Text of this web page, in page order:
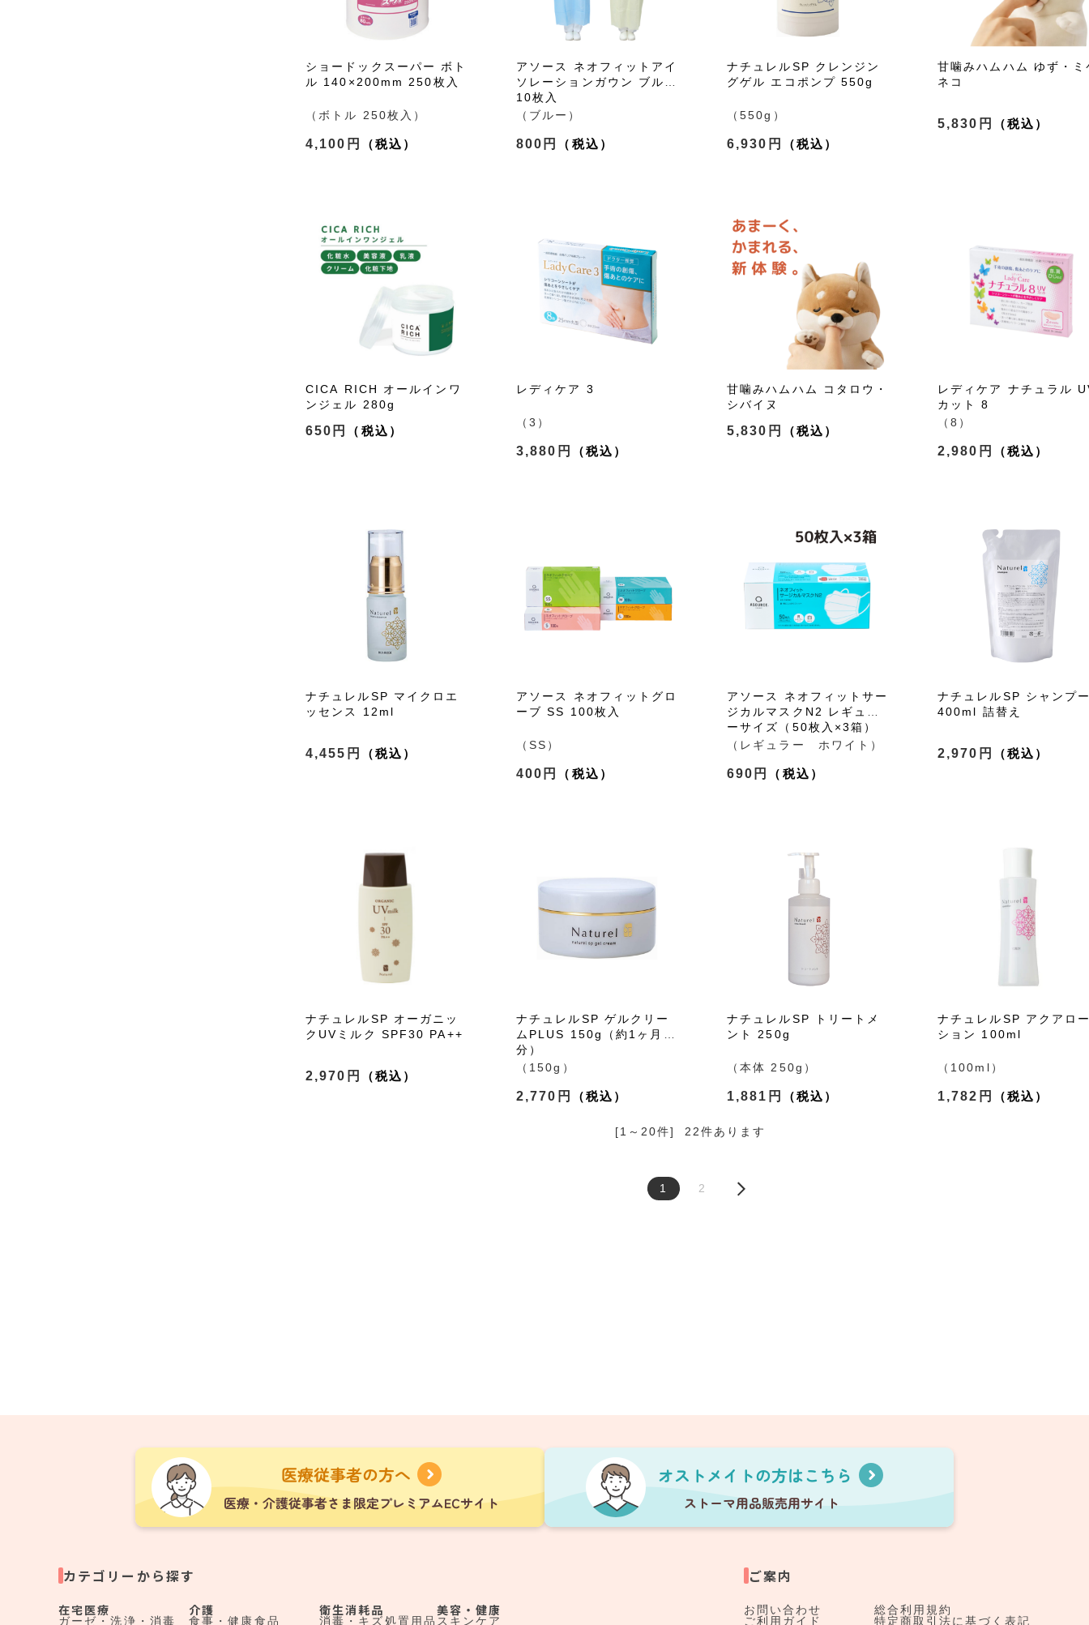
ショードックスーパー ボト
ル 140×200mm 250枚入
（ボトル 250枚入）
4,100円
アソース ネオフィットアイ
ソレーションガウン ブルー
10枚入
（ブルー）
800円
ナチュレルSP クレンジン
グゲル エコポンプ 550g
（550g）
6,930円
甘噛みハムハム ゆず・ミ
ネコ
5,830円
CICA RICH オールインワ
ンジェル 280g
650円
レディケア 3
（3）
3,880円
甘噛みハムハム コタロウ・
シバイヌ
5,830円
レディケア ナチュラル
カット 8
（8）
2,980円
ナチュレルSP マイクロエ
ッセンス 12ml
4,455円
アソース ネオフィットグロ
ーブ SS 100枚入
（SS）
400円
アソース ネオフィットサー
ジカルマスクN2 レギュラ
ーサイズ（50枚入×3箱）
（レギュラー ホワイト）
690円
ナチュレルSP シャンプ
400ml 詰替え
2,970円
ナチュレルSP オーガニッ
クUVミルク SPF30 PA++
2,970円
ナチュレルSP ゲルクリー
ムPLUS 150g（約1ヶ月
分）
（150g）
2,770円
ナチュレルSP トリートメ
ント 250g
（本体 250g）
1,881円
ナチュレルSP アクアロ
ション 100ml
（100ml）
1,782円
[1～20件] 22件あります
1 2
カテゴリーから探す
在宅医療
ガーゼ・洗浄・消毒
介護
食事・健康食品
衛生消耗品
消毒・キズ処置用品
美容・健康
スキンケア
ご案内
お問い合わせ
ご利用ガイド
総合利用規約
特定商取引法に基づく表記